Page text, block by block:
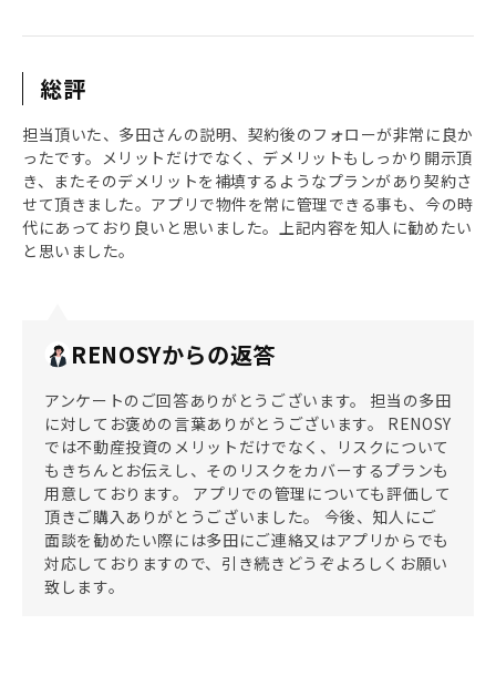
総評
担当頂いた、多田さんの説明、契約後のフォローが非常に良か
ったです。メリットだけでなく、デメリットもしっかり開示頂
き、またそのデメリットを補填するようなプランがあり契約さ
せて頂きました。アプリで物件を常に管理できる事も、今の時
代にあっており良いと思いました。上記内容を知人に勧めたい
と思いました。
RENOSYからの返答
アンケートのご回答ありがとうございます。 担当の多田
に対してお褒めの言葉ありがとうございます。 RENOSY
では不動産投資のメリットだけでなく、リスクについて
もきちんとお伝えし、そのリスクをカバーするプランも
用意しております。 アプリでの管理についても評価して
頂きご購入ありがとうございました。 今後、知人にご
面談を勧めたい際には多田にご連絡又はアプリからでも
対応しておりますので、引き続きどうぞよろしくお願い
致します。